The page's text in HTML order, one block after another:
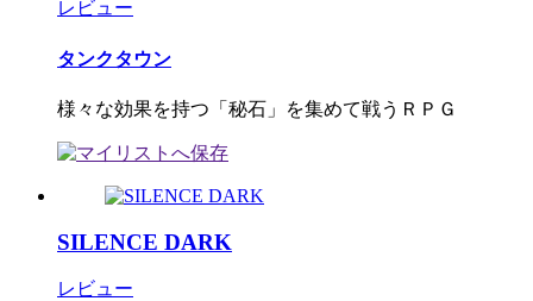
レビュー
タンクタウン
様々な効果を持つ「秘石」を集めて戦うＲＰＧ
SILENCE DARK
レビュー